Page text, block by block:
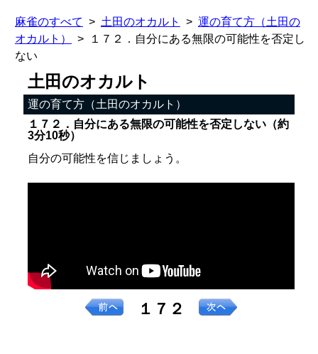
麻雀のすべて 土田のオカルト
運の育て方（土田の
オカルト）
１７２．自分にある無限の可能性を否定し
ない
土田のオカルト
運の育て方（土田のオカルト）
１７２．自分にある無限の可能性を否定しない（約
3分10秒）
自分の可能性を信じましょう。
１７２